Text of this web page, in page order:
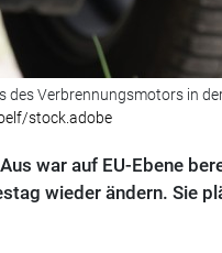
des Verbrennungsmotors in
stock.adobe
war auf EU-Ebene
wieder ändern. Sie